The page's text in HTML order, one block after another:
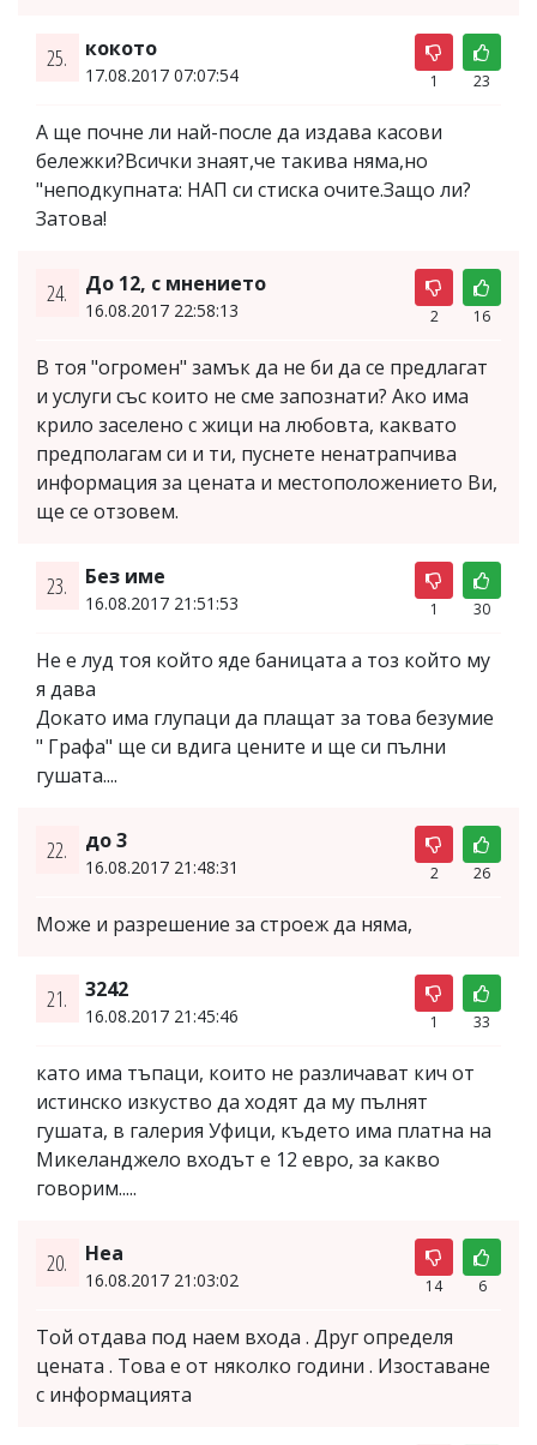
25. кокото
17.08.2017 07:07:54 1 23
А ще почне ли най-после да издава касови
бележки?Всички знаят,че такива няма,но
"неподкупната: НАП си стиска очите.Защо ли?
Затова!
24. До 12, с мнението
16.08.2017 22:58:13 2 16
В тоя "огромен" замък да не би да се предлагат
и услуги със които не сме запознати? Ако има
крило заселено с жици на любовта, каквато
предполагам си и ти, пуснете ненатрапчива
информация за цената и местоположението Ви,
ще се отзовем.
23. Без име
16.08.2017 21:51:53 1 30
Не е луд тоя който яде баницата а тоз който му
я дава
Докато има глупаци да плащат за това безумие
" Графа" ще си вдига цените и ще си пълни
гушата....
22. до 3
16.08.2017 21:48:31 2 26
Може и разрешение за строеж да няма,
21. 3242
16.08.2017 21:45:46 1 33
като има тъпаци, които не различават кич от
истинско изкуство да ходят да му пълнят
гушата, в галерия Уфици, където има платна на
Микеланджело входът е 12 евро, за какво
говорим.....
20. Неа
16.08.2017 21:03:02 14 6
Той отдава под наем входа . Друг определя
цената . Това е от няколко години . Изоставане
с информацията